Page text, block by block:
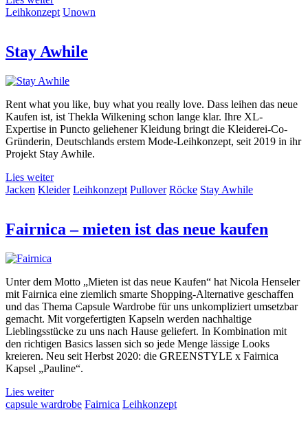
Leihkonzept Unown
Stay Awhile
Rent what you like, buy what you really love. Dass leihen das neue
Kaufen ist, ist Thekla Wilkening schon lange klar. Ihre XL-
Expertise in Puncto geliehener Kleidung bringt die Kleiderei-Co-
Gründerin, Deutschlands erstem Mode-Leihkonzept, seit 2019 in ihr
Projekt Stay Awhile.
Lies weiter
Jacken Kleider Leihkonzept Pullover Röcke Stay Awhile
Fairnica – mieten ist das neue kaufen
Unter dem Motto „Mieten ist das neue Kaufen“ hat Nicola Henseler
mit Fairnica eine ziemlich smarte Shopping-Alternative geschaffen
und das Thema Capsule Wardrobe für uns unkompliziert umsetzbar
gemacht. Mit vorgefertigten Kapseln werden nachhaltige
Lieblingsstücke zu uns nach Hause geliefert. In Kombination mit
den richtigen Basics lassen sich so jede Menge lässige Looks
kreieren. Neu seit Herbst 2020: die GREENSTYLE x Fairnica
Kapsel „Pauline“.
Lies weiter
capsule wardrobe Fairnica Leihkonzept